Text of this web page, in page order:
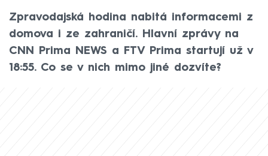
Zpravodajská hodina nabitá informacemi z
domova i ze zahraničí. Hlavní zprávy na
CNN Prima NEWS a FTV Prima startují už v
18:55. Co se v nich mimo jiné dozvíte?